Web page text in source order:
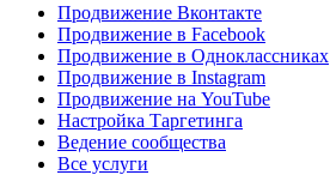
Продвижение Вконтакте
Продвижение в Facebook
Продвижение в Одноклассниках
Продвижение в Instagram
Продвижение на YouTube
Настройка Таргетинга
Ведение сообщества
Все услуги